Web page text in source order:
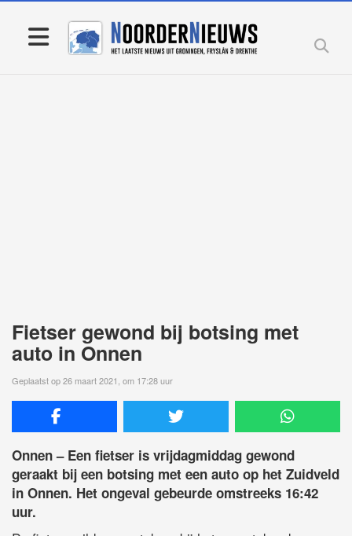
Fietser gewond bij botsing met
auto in Onnen
Geplaatst op 26 maart 2021, om 17:28 uur
Onnen – Een fietser is vrijdagmiddag gewond
geraakt bij een botsing met een auto op het Zuidveld
in Onnen. Het ongeval gebeurde omstreeks 16:42
uur.